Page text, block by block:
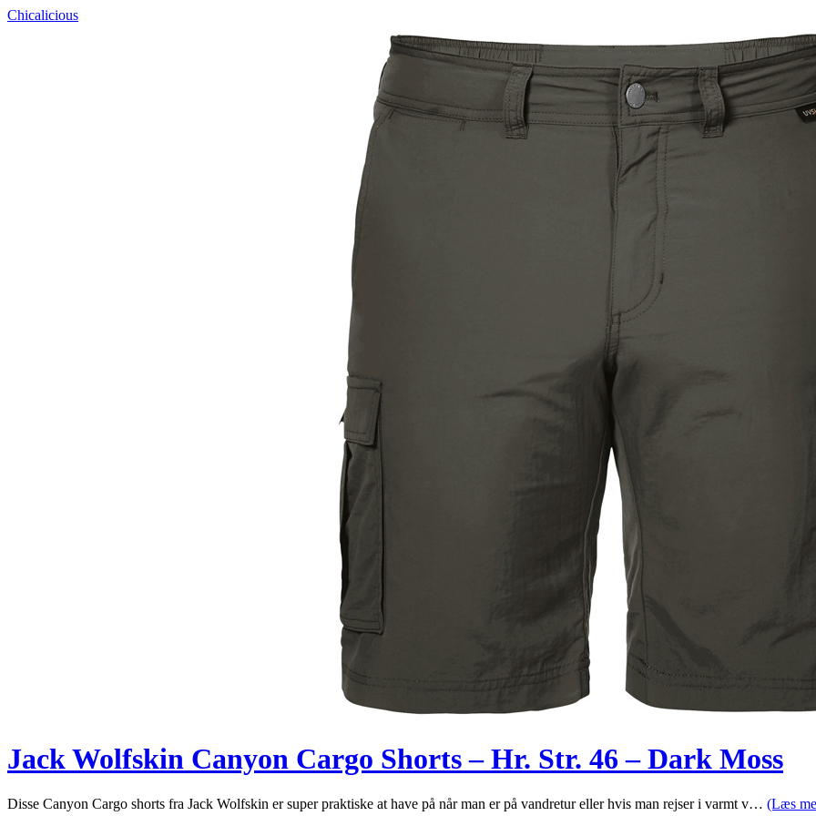
Chicalicious
Jack Wolfskin Canyon Cargo Shorts – Hr. Str. 46 – Dark Moss
Disse Canyon Cargo shorts fra Jack Wolfskin er super praktiske at have på når man er på vandretur eller hvis man rejser i varmt v… (Læs